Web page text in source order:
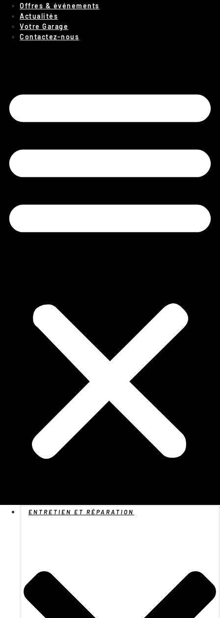
Offres & événements
Actualités
Votre Garage
Contactez-nous
ENTRETIEN ET RÉPARATION